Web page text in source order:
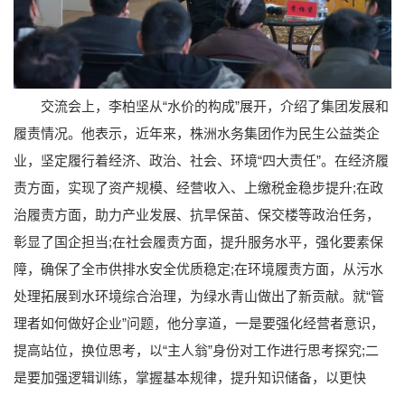
交流会上，李柏坚从“水价的构成”展开，介绍了集团发展和
履责情况。他表示，近年来，株洲水务集团作为民生公益类企
业，坚定履行着经济、政治、社会、环境“四大责任”。在经济履
责方面，实现了资产规模、经营收入、上缴税金稳步提升;在政
治履责方面，助力产业发展、抗旱保苗、保交楼等政治任务，
彰显了国企担当;在社会履责方面，提升服务水平，强化要素保
障，确保了全市供排水安全优质稳定;在环境履责方面，从污水
处理拓展到水环境综合治理，为绿水青山做出了新贡献。就“管
理者如何做好企业”问题，他分享道，一是要强化经营者意识，
提高站位，换位思考，以“主人翁”身份对工作进行思考探究;二
是要加强逻辑训练，掌握基本规律，提升知识储备，以更快